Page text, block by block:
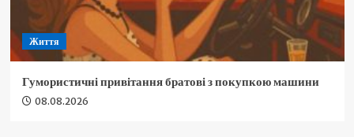
Життя
Гумористичні привітання братові з покупкою машини
08.08.2026